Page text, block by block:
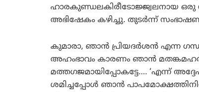
ഹാരകുണ്ഡലകിരീടോജ്ജ്വലനായ ഒരു
അഭിഷേകം കഴിച്ചു. തുടര്‍ന്ന്
കുമാരാ, ഞാന്‍ പ്രിയദര്‍ശന്‍ എന്ന
അഹംഭാവം കാരണം ഞാന്‍
മത്തഗജമായിപ്പോകട്ടേ…. ‘എന്ന്
ശമിച്ചപ്പോള്‍ ഞാന്‍